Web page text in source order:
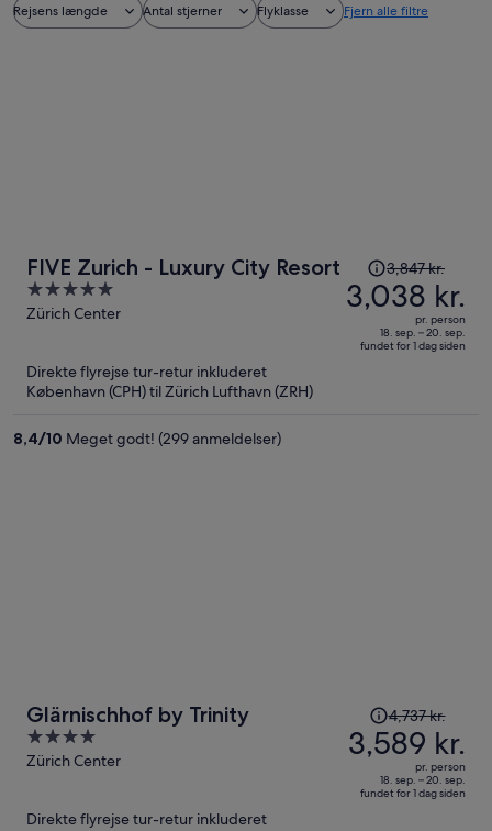
Rejsens længde Antal stjerner Flyklasse Fjern alle filtre
FIVE Zurich - Luxury City Resort
5
out
5
Zürich Center
Prisen
var
3,847 kr.,
prisen
3,847 kr.
3,038 kr.
pr. person
18. sep. – 20. sep.
fundet for 1 dag siden
Direkte flyrejse tur-retur inkluderet
København (CPH) til Zürich Lufthavn (ZRH)
8,4/10 Meget godt! (299 anmeldelser)
Glärnischhof by Trinity
4
out
Zürich Center
Prisen
var
4,737 kr.,
prisen
er
4,737 kr.
3,589 kr.
pr. person
18. sep. – 20. sep.
fundet for 1 dag siden
Direkte flyrejse tur-retur inkluderet